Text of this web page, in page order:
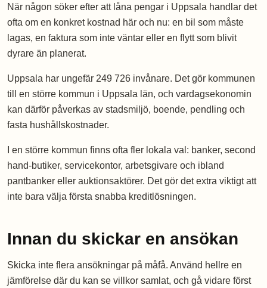
När någon söker efter att låna pengar i Uppsala handlar det
ofta om en konkret kostnad här och nu: en bil som måste
lagas, en faktura som inte väntar eller en flytt som blivit
dyrare än planerat.
Uppsala har ungefär 249 726 invånare. Det gör kommunen
till en större kommun i Uppsala län, och vardagsekonomin
kan därför påverkas av stadsmiljö, boende, pendling och
fasta hushållskostnader.
I en större kommun finns ofta fler lokala val: banker, second
hand-butiker, servicekontor, arbetsgivare och ibland
pantbanker eller auktionsaktörer. Det gör det extra viktigt att
inte bara välja första snabba kreditlösningen.
Innan du skickar en ansökan
Skicka inte flera ansökningar på måfå. Använd hellre en
jämförelse där du kan se villkor samlat, och gå vidare först